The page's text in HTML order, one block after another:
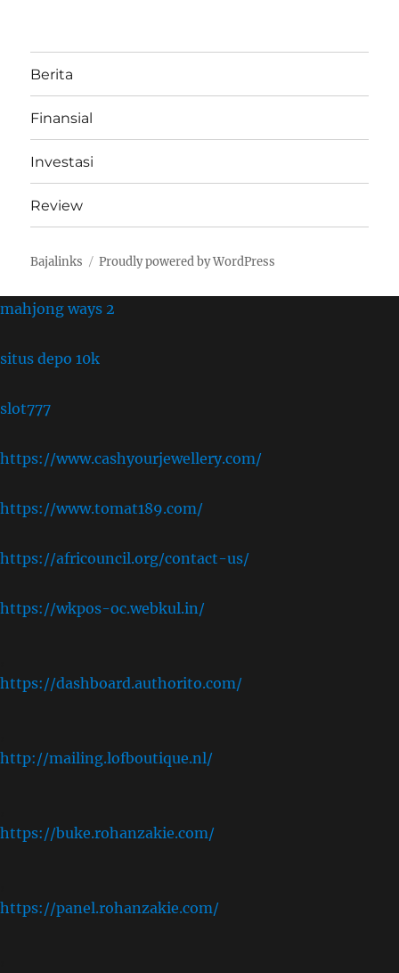
Berita
Finansial
Investasi
Review
Bajalinks Proudly powered by WordPress
mahjong ways 2
situs depo 10k
slot777
https://www.cashyourjewellery.com/
https://www.tomat189.com/
https://africouncil.org/contact-us/
https://wkpos-oc.webkul.in/
https://dashboard.authorito.com/
http://mailing.lofboutique.nl/
https://buke.rohanzakie.com/
https://panel.rohanzakie.com/